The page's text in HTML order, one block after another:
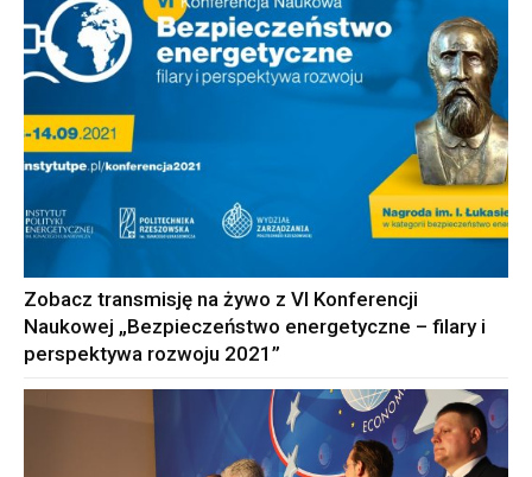
Zobacz transmisję na żywo z VI Konferencji
Naukowej „Bezpieczeństwo energetyczne – filary i
perspektywa rozwoju 2021”